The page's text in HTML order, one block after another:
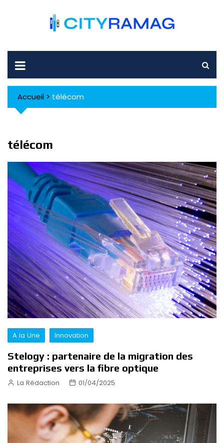
Accueil > télécom
télécom
A la Une Innovation
Stelogy : partenaire de la migration des
entreprises vers la fibre optique
La Rédaction 01/04/2025